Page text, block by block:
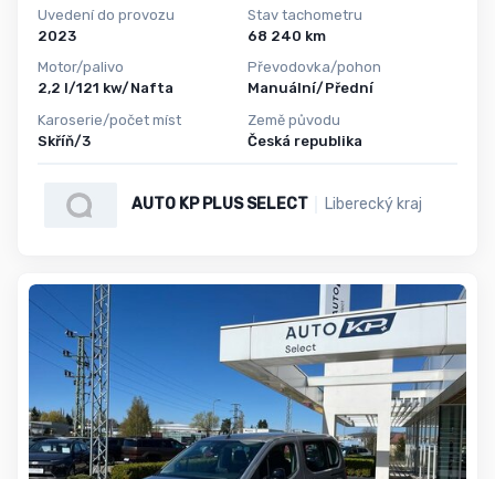
Uvedení do provozu
2023
Motor/palivo
2,2 l/121 kw/Nafta
Karoserie/počet míst
Skříň/3
Stav tachometru
68 240 km
Převodovka/pohon
Manuální/Přední
Země původu
Česká republika
AUTO KP PLUS SELECT Liberecký kraj